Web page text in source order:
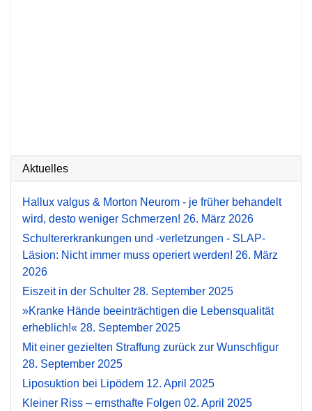
Aktuelles
Hallux valgus & Morton Neurom - je früher behandelt
wird, desto weniger Schmerzen! 26. März 2026
Schultererkrankungen und -verletzungen - SLAP-
Läsion: Nicht immer muss operiert werden! 26. März
2026
Eiszeit in der Schulter 28. September 2025
»Kranke Hände beeinträchtigen die Lebensqualität
erheblich!« 28. September 2025
Mit einer gezielten Straffung zurück zur Wunschfigur
28. September 2025
Liposuktion bei Lipödem 12. April 2025
Kleiner Riss – ernsthafte Folgen 02. April 2025